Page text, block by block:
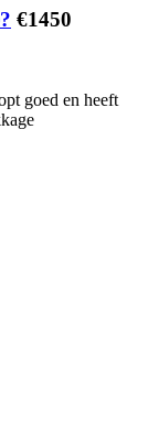
€1450
goed en heeft